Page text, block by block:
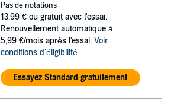
Pas de notations
13,99 € ou gratuit avec l'essai.
Renouvellement automatique à
5,99 €/mois après l'essai. Voir
conditions d'éligibilité
Essayez Standard gratuitement